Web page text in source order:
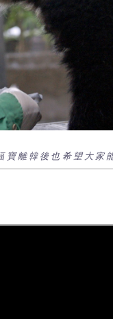
寶離韓後也希望大